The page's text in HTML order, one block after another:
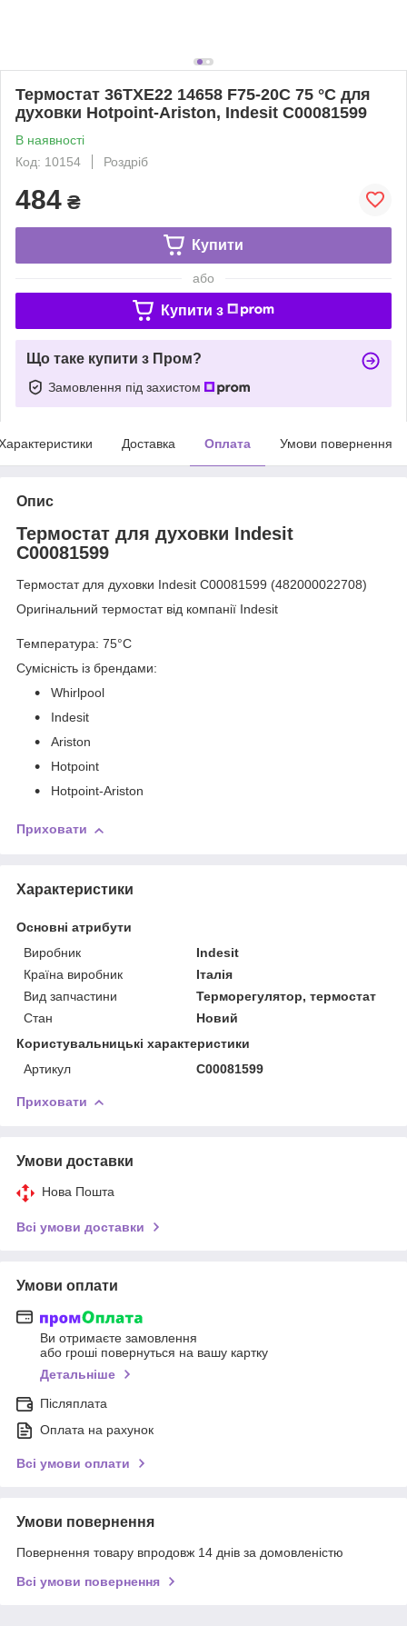
Термостат 36TXE22 14658 F75-20C 75 °C для
духовки Hotpoint-Ariston, Indesit C00081599
В наявності
Код: 10154
Роздріб
484 ₴
Купити
або
Купити з
Що таке купити з Пром?
Замовлення під захистом
Доставка Оплата Умови повернення
Опис
Термостат для духовки Indesit
C00081599
Термостат для духовки Indesit C00081599 (482000022708)
Оригінальний термостат від компанії Indesit
Температура: 75°С
Сумісність із брендами:
Whirlpool
Indesit
Ariston
Hotpoint
Hotpoint-Ariston
Приховати
Характеристики
Основні атрибути
Виробник
Indesit
Країна виробник
Італія
Вид запчастини
Терморегулятор, термостат
Стан
Новий
Користувальницькі характеристики
Артикул
C00081599
Приховати
Умови доставки
Нова Пошта
Всі умови доставки
Умови оплати
Ви отримаєте замовлення
або гроші повернуться на вашу картку
Детальніше
Післяплата
Оплата на рахунок
Всі умови оплати
Умови повернення
Повернення товару впродовж 14 днів за домовленістю
Всі умови повернення